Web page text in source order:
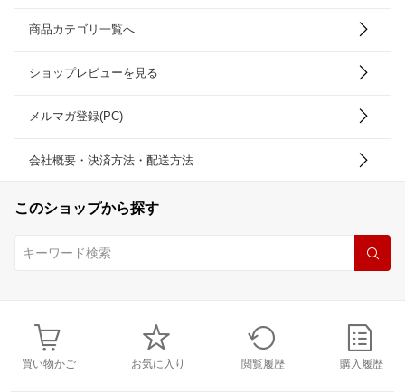
商品カテゴリ一覧へ
ショップレビューを見る
メルマガ登録(PC)
会社概要・決済方法・配送方法
このショップから探す
買い物かご お気に入り 閲覧履歴 購入履歴